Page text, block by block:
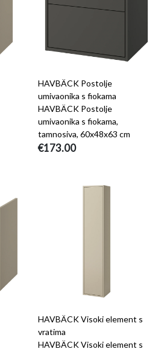
HAVBÄCK Postolje
umivaonika s fiokama
HAVBÄCK Postolje
umivaonika s fiokama,
tamnosiva, 60x48x63 cm
€173.00
HAVBÄCK Visoki element s
vratima
HAVBÄCK Visoki element s